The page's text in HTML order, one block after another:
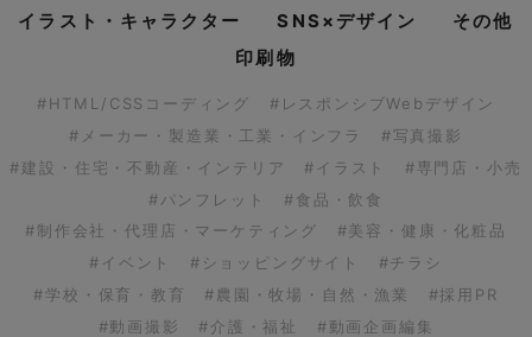
イラスト・キャラクター
SNS×デザイン
その他
印刷物
#HTML/CSSコーディング
#レスポンシブWebデザイン
#メーカー・製造業・工業・インフラ
#写真撮影
#建設・住宅・不動産・インテリア
#イラスト
#専門店・小売
#パンフレット
#食品・飲食
#制作会社・代理店・マーケティング
#美容・健康・化粧品
#イベント
#ショッピングサイト
#チラシ
#学校・保育・教育
#農園・牧場・自然・漁業
#採用PR
#動画撮影
#介護・福祉
#動画企画編集